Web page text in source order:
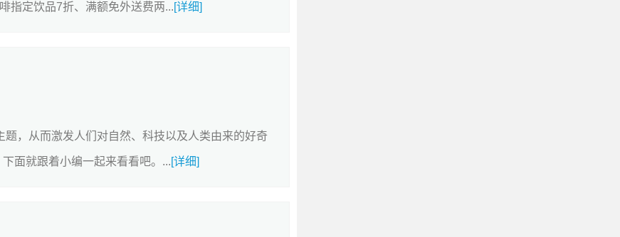
指定饮品7折、满额免外送费两...[详细]
题，从而激发人们对自然、科技以及人类由来的好奇
面就跟着小编一起来看看吧。...[详细]